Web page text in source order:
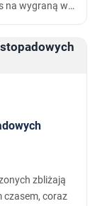
na wygraną w
zbliżają
czasem, coraz